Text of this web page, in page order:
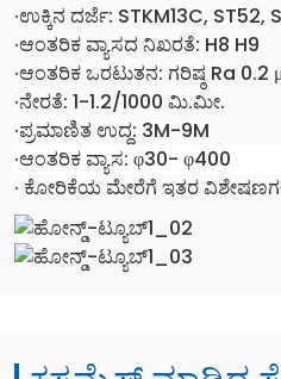
·ಉಕ್ಕಿನ ದರ್ಜೆ: STKM13C, ST52,
·ಆಂತರಿಕ ವ್ಯಾಸದ ನಿಖರತೆ: H8 H9
·ಆಂತರಿಕ ಒರಟುತನ: ಗರಿಷ್ಠ Ra 0.2
·ನೇರತೆ: 1-1.2/1000 ಮಿ.ಮೀ.
·ಪ್ರಮಾಣಿತ ಉದ್ದ: 3M-9M
·ಆಂತರಿಕ ವ್ಯಾಸ: φ30- φ400
· ಕೋರಿಕೆಯ ಮೇರೆಗೆ ಇತರ